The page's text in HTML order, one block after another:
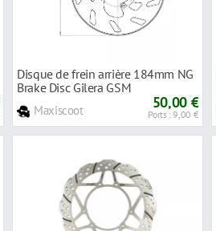
Disque de frein arrière 184mm NG
Brake Disc Gilera GSM
Maxiscoot 50,00 €
Ports : 9,00 €